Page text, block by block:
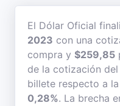
El Dólar Oficial
2023 con una
compra y $259,85
de la cotización
billete respecto a
0,28%. La brecha